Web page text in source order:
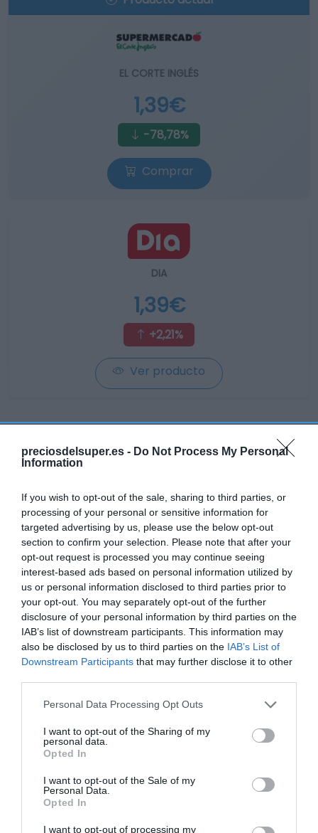
preciosdelsuper.es - Do Not Process My Personal
Information
If you wish to opt-out of the sale, sharing to third parties, or
processing of your personal or sensitive information for
targeted advertising by us, please use the below opt-out
section to confirm your selection. Please note that after your
opt-out request is processed you may continue seeing
interest-based ads based on personal information utilized by
us or personal information disclosed to third parties prior to
your opt-out. You may separately opt-out of the further
disclosure of your personal information by third parties on the
IAB’s list of downstream participants. This information may
also be disclosed by us to third parties on the IAB’s List of
Downstream Participants that may further disclose it to other
Please note that this website/app uses one or more Google
not limited to your visit or usage behaviour. You may click to
grant or deny consent to Google and its third-party tags to
use your data for below specified purposes in below Google
consent section.
Personal Data Processing Opt Outs
I want to opt-out of the Sharing of my
personal data.
Opted In
I want to opt-out of the Sale of my
Personal Data.
Opted In
I want to opt-out of processing my
EL CORTE INGLÉS
1,39€
-78,78%
Comprar
DIA
1,39€
+2,21%
Ver producto
1,39€
-1,42%
Ver producto
Detalles del producto
Categoría
Pastas y masas